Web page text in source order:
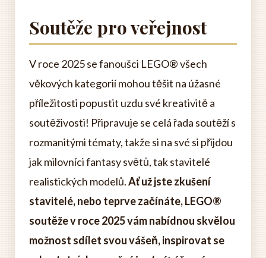
Soutěže pro veřejnost
V roce 2025 se fanoušci LEGO® všech
věkových kategorií mohou těšit na úžasné
příležitosti popustit uzdu své kreativitě a
soutěživosti! Připravuje se celá řada soutěží s
rozmanitými tématy, takže si na své si přijdou
jak milovníci fantasy světů, tak stavitelé
realistických modelů.Ať už jste zkušení
stavitelé, nebo teprve začínáte, LEGO®
soutěže v roce 2025 vám nabídnou skvělou
možnost sdílet svou vášeň, inspirovat se